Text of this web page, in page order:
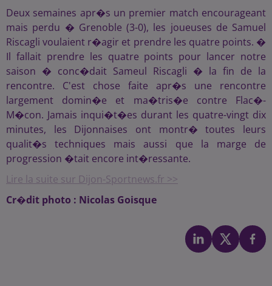
Deux semaines apr�s un premier match encourageant
mais perdu � Grenoble (3-0), les joueuses de Samuel
Riscagli voulaient r�agir et prendre les quatre points. �
Il fallait prendre les quatre points pour lancer notre
saison � conc�dait Sameul Riscagli � la fin de la
rencontre. C'est chose faite apr�s une rencontre
largement domin�e et ma�tris�e contre Flac�-
M�con. Jamais inqui�t�es durant les quatre-vingt dix
minutes, les Dijonnaises ont montr� toutes leurs
qualit�s techniques mais aussi que la marge de
progression �tait encore int�ressante.
Lire la suite sur Dijon-Sportnews.fr >>
Cr�dit photo : Nicolas Goisque